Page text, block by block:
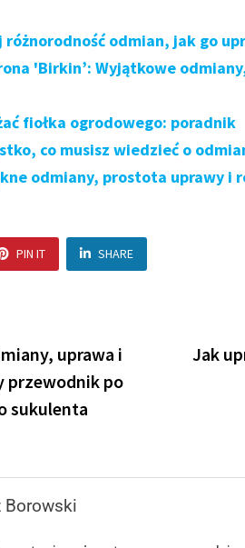
odmian, jak go
'Birkin’: Wyjątkowe
fiołka ogrodowego: poradnik
co musisz wiedzieć o
odmiany, prostota uprawy i
PIN IT SHARE
uprawa i
przewodnik po
sukulenta
Jak
Borowski